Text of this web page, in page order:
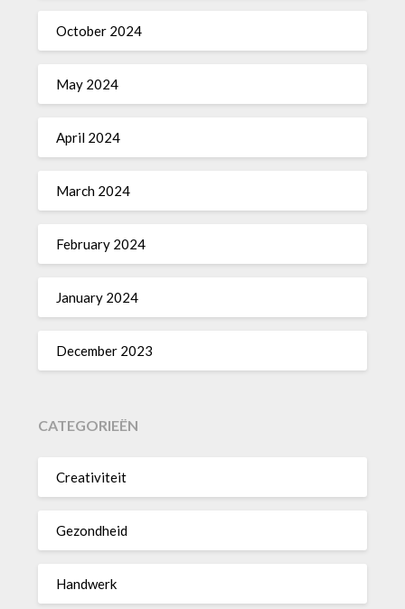
October 2024
May 2024
April 2024
March 2024
February 2024
January 2024
December 2023
CATEGORIEËN
Creativiteit
Gezondheid
Handwerk